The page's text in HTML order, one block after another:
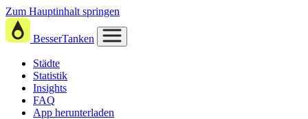
Zum Hauptinhalt springen
BesserTanken
Städte
Statistik
Insights
FAQ
App herunterladen